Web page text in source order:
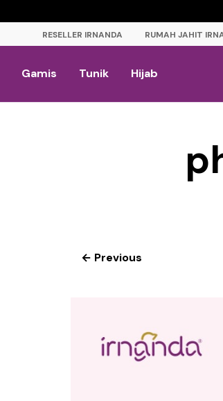
RESELLER IRNANDA RUMAH JAHIT
Gamis Tunik Hijab
← Previous